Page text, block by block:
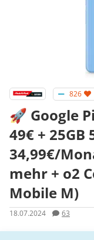
826
🚀 Google
49€ +
34,99€/
mehr + o2
Mobile M)
18.07.2024 63